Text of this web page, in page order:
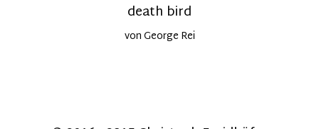
death bird
von George Rei